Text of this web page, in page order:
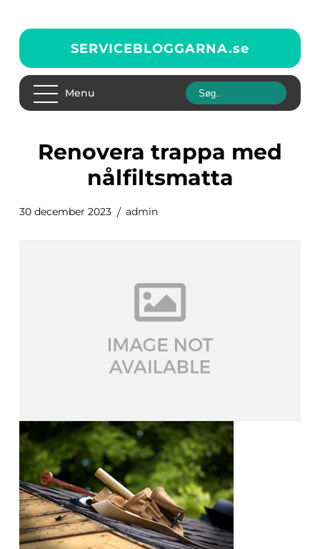
SERVICEBLOGGARNA.se
Menu
renovera trappa med
nålfiltsmatta
30 december 2023 admin